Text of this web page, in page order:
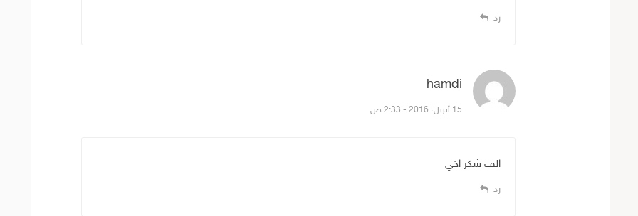
رد
hamdi
15 أبريل، 2016 - 2:33 ص
الف شكر اخي
رد